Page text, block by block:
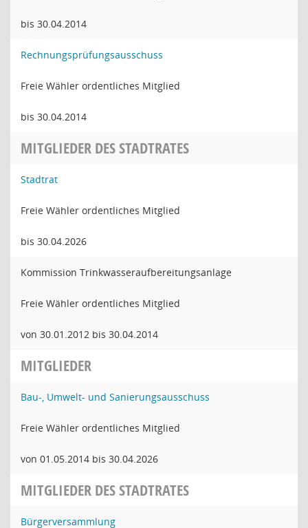
bis 30.04.2014
Rechnungsprüfungsausschuss
Freie Wähler ordentliches Mitglied
bis 30.04.2014
MITGLIEDER DES STADTRATES
Stadtrat
Freie Wähler ordentliches Mitglied
bis 30.04.2026
Kommission Trinkwasseraufbereitungsanlage
Freie Wähler ordentliches Mitglied
von 30.01.2012 bis 30.04.2014
MITGLIEDER
Bau-, Umwelt- und Sanierungsausschuss
Freie Wähler ordentliches Mitglied
von 01.05.2014 bis 30.04.2026
MITGLIEDER DES STADTRATES
Bürgerversammlung